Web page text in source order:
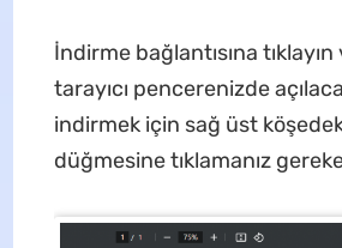
İndirme bağlantısına tıklayın
tarayıcı pencerenizde
indirmek için sağ üst
düğmesine tıklamanız